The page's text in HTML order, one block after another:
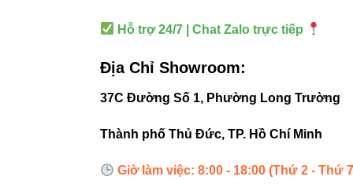
Nhà
Hỗ trợ 24/7 | Chat Zalo trực tiếp
Địa Chỉ Showroom:
37C Đường Số 1, Phường Long Trường
Thành phố Thủ Đức, TP. Hồ Chí Minh
Giờ làm việc: 8:00 - 18:00 (Thứ 2 - Thứ